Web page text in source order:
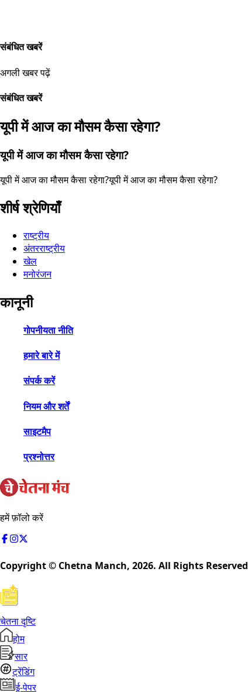
संबंधित खबरें
अगली खबर पढ़ें
संबंधित खबरें
यूपी में आज का मौसम कैसा रहेगा?
यूपी में आज का मौसम कैसा रहेगा?
यूपी में आज का मौसम कैसा रहेगा?यूपी में आज का मौसम कैसा रहेगा?
शीर्ष श्रेणियाँ
राष्ट्रीय
अंतरराष्ट्रीय
खेल
मनोरंजन
कानूनी
गोपनीयता नीति
हमारे बारे में
संपर्क करें
नियम और शर्तें
साइटमैप
प्रश्नोत्तर
हमें फ़ॉलो करें
Copyright © Chetna Manch, 2026. All Rights Reserved
चेतना दृष्टि
होम
सार
ट्रेंडिंग
ई-पेपर